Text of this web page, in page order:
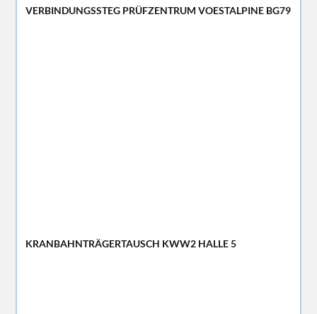
VERBINDUNGSSTEG PRÜFZENTRUM VOESTALPINE BG79
KRANBAHNTRÄGERTAUSCH KWW2 HALLE 5